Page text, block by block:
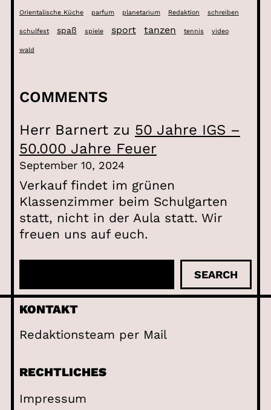
Orientalische Küche parfum planetarium Redaktion schreiben
schulfest spaß spiele sport tanzen tennis video
wald
COMMENTS
Herr Barnertzu 50 Jahre IGS –
50.000 Jahre Feuer
September 10, 2024
Verkauf findet im grünen
Klassenzimmer beim Schulgarten
statt, nicht in der Aula statt. Wir
freuen uns auf euch.
u
c
e
SEARCH
KONTAKT
Redaktionsteam per Mail
RECHTLICHES
Impressum